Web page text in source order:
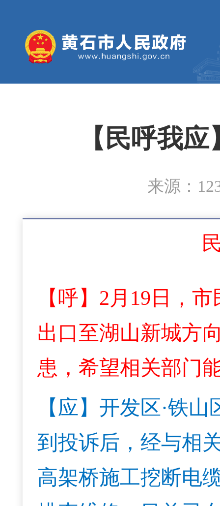
【民呼我
来源：
【呼】 2月19日，
出口至湖山新城方
患，希望相关部门
【应】 开发区·铁山
到投诉后，经与相
高架桥施工挖断电